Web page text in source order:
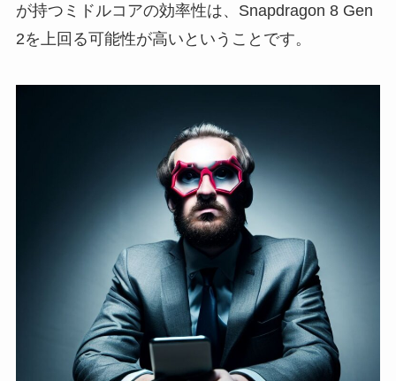
が持つミドルコアの効率性は、Snapdragon 8 Gen
2を上回る可能性が高いということです。